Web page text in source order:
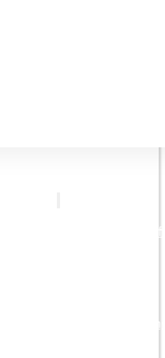
Bedarfsgerechte
Fachspezifische